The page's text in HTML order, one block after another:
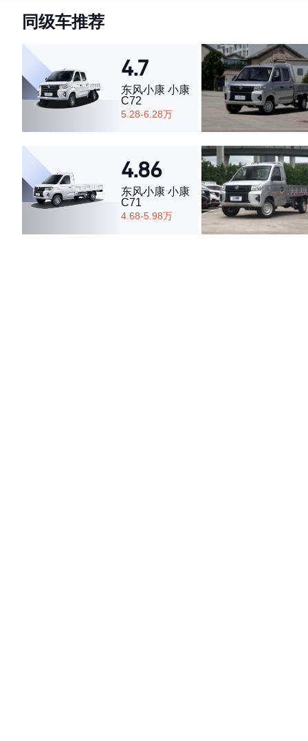
同级车推荐
4.7
东风小康 小康
C72
5.28-6.28万
4.86
东风小康 小康
C71
4.68-5.98万